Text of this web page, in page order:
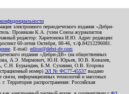
электронного периодического издания «Дебри-
Пронякин К.А. (член Союза журналистов
редактор: Харитонова И.Ю. Адрес редакции:
60-летия Октября, 88-46, т./ф.84212296081.
. E-mail: editor@debri-dv.com
издания «Дебри-ДВ» (на общественных
А.Э. Мирмович, Ю.Н. Юрьев, Ю.В. Ковалев,
С.Н. Бурындин, Б.М. Сухинин, О.В. Егорова
номер) ЭЛ № ФС77-45537 выдано
связи, информационных технологий и массовых
Территория распространения: Российская